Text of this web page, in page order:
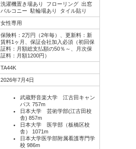
洗濯機置き場あり フローリング 出窓
バルコニー 駐輪場あり タイル貼り
女性専用
保険料：2万円（2年毎）、更新料：新
賃料1ヶ月、保証会社加入必須（初回保
証料：月額総支払額の50％～、月次保
証料：月額1200円）
TA44K
2026年7月4日
武蔵野音楽大学 江古田キャン
パス 757m
日本大学 芸術学部(江古田校
舎) 857m
日本大学 医学部（板橋区校
舎） 1071m
日本大学医学部附属看護専門学
校 986m